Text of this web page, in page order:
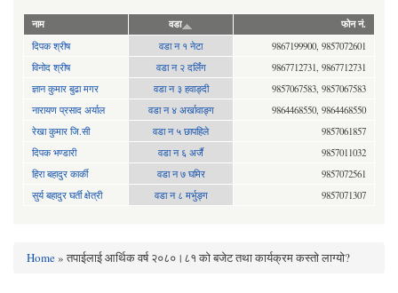
नाम वडा फोन नं.
दिपक श्रीष वडा न १ नेटा
9867199900, 9857072601
विनोद श्रीष
वडा न २ दर्लिंग
9867712731, 9867712731
ज्ञान कुमार बुढा मगर
वडा न ३ हवाङ्दी
9857067583, 9857067583
नारायण प्रसाद अर्याल
वडा न‍ ४ अर्खावाङ्ग
9864468550, 9864468550
रेखा कुमार जि.सी
वडा न ५ छापहिले
9857061857
दिपक भण्डारी
वडा न ६ अर्जै
9857011032
हिरा बहादुर कार्की
वडा न ७ घमिर
9857072561
सुर्य बहादुर घर्ती क्षेत्री
वडा न ८ मर्भुङ्ग 9857071307
Home» तपाईलाई आर्थिक वर्ष २०८०।८१ को बजेट तथा कार्यक्रम कस्तो लाग्यो?